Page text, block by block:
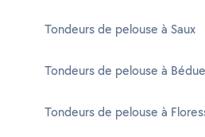
Tondeurs de pelouse à Saux
Tondeurs de pelouse à
Tondeurs de pelouse à